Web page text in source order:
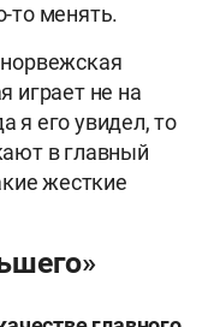
то менять.
играет не на
я его увидел, то
в главный
жесткие